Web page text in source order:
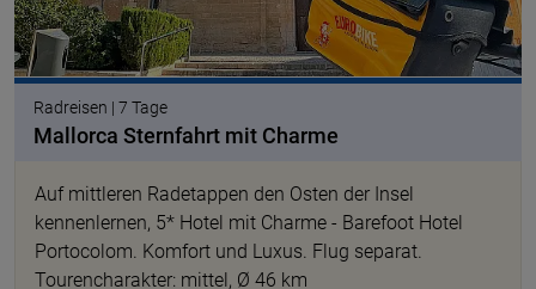
Radreisen | 7 Tage
Mallorca Sternfahrt mit Charme
Auf mittleren Radetappen den Osten der Insel
kennenlernen, 5* Hotel mit Charme - Barefoot Hotel
Portocolom. Komfort und Luxus. Flug separat.
Tourencharakter: mittel, Ø 46 km